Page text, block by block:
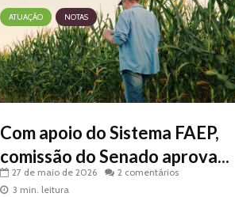
ATUAÇÃO NOTAS
Com apoio do Sistema FAEP,
comissão do Senado aprova...
27 de maio de 2026
2 comentários
3 min. leitura